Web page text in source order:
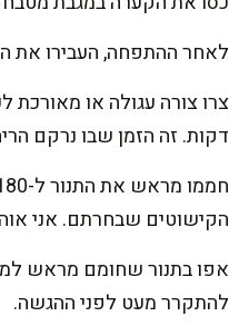
לאחר ההתפחה, העבירו את הבצק
דקות. זה הזמן שבו נרקם
הקישוטים שבחרתם. אני
להתקרר מעט לפני ההגשה.